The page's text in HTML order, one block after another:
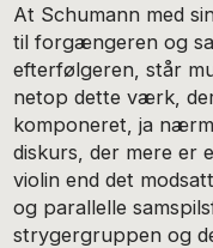
At Schumann med
til forgængeren og
efterfølgeren, står
netop dette værk,
komponeret, ja
diskurs, der mere er
violin end det
og parallelle
strygergruppen og